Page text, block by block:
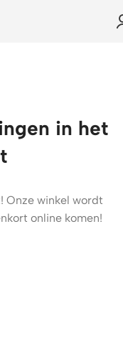
in het
Onze winkel wordt
online komen!